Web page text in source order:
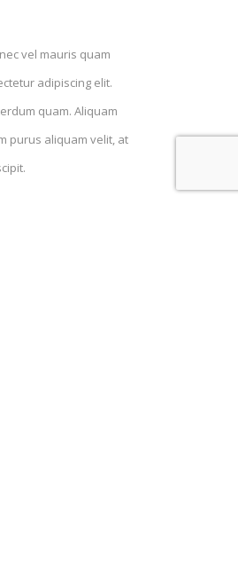
vel mauris quam
adipiscing elit.
quam. Aliquam
purus aliquam velit, at